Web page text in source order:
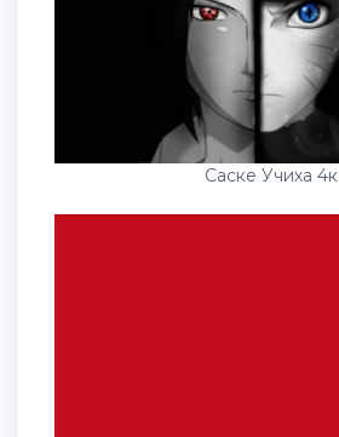
Саске Учиха 4к